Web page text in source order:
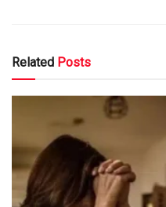
Related Posts